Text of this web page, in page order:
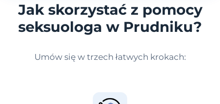
Jak skorzystać z pomocy
seksuologa w Prudniku?
Umów się w trzech łatwych krokach: